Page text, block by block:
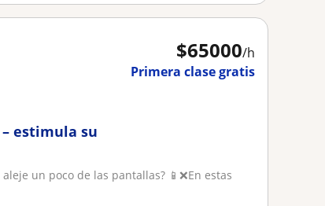
$65000/h
Primera clase gratis
estimula su
un poco de las pantallas? 📱❌En estas